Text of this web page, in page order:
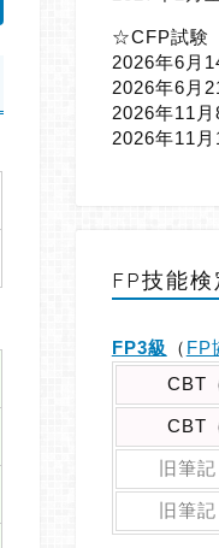
☆CFP試験
2026年6月
2026年6月
2026年11月
2026年11月
FP技能
FP3級 （ FP
CBT
CBT
旧筆
旧筆